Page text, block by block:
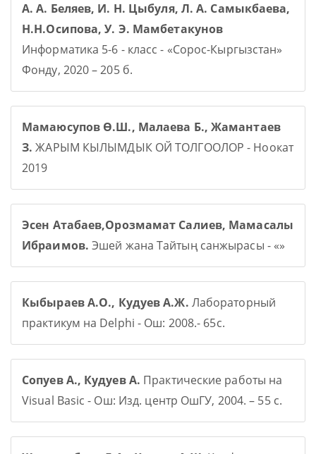
А. А. Беляев, И. Н. Цыбуля, Л. А. Самыкбаева,
Н.Н.Осипова, У. Э. Мамбетакунов
Информатика 5-6 - класс - «Сорос-Кыргызстан»
Фонду, 2020 – 205 б.
Мамаюсупов Ө.Ш., Малаева Б., Жамантаев
З. ЖАРЫМ КЫЛЫМДЫК ОЙ ТОЛГООЛОР - Ноокат
2019
Эсен Атабаев,Орозмамат Салиев, Мамасалы
Ибраимов. Эшей жана Тайтың санжырасы - «»
Кыбыраев А.О., Кудуев А.Ж. Лабораторный
практикум на Delphi - Ош: 2008.- 65с.
Сопуев А., Кудуев А. Практические работы на
Visual Basic - Ош: Изд. центр ОшГУ, 2004. – 55 с.